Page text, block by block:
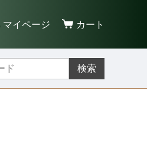
マイページ カート
検索